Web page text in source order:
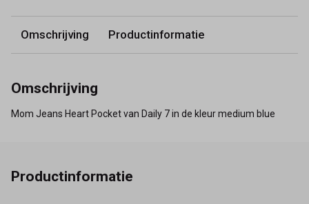
Omschrijving Productinformatie
Omschrijving
Mom Jeans Heart Pocket van Daily 7 in de kleur medium blue
Productinformatie